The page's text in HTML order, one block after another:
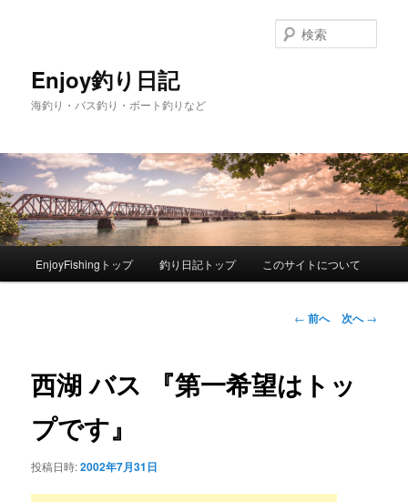
Enjoy釣り日記
海釣り・バス釣り・ボート釣りなど
索
メ
コ
ン
テ
EnjoyFishingトップ 釣り日記トップ このサイトについて
投
ビ
ゲ
← 前へ 次へ→
西湖 バス 『第一希望はトッ
プです』
投稿日時:2002年7月31日